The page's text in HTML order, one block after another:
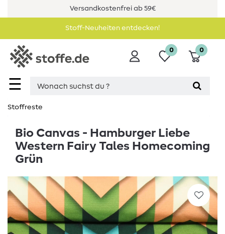
Versandkostenfrei ab 59€
Stoff-Neuheiten entdecken!
☰
0 0
Stoffreste
Bio Canvas - Hamburger Liebe
Western Fairy Tales Homecoming
Grün